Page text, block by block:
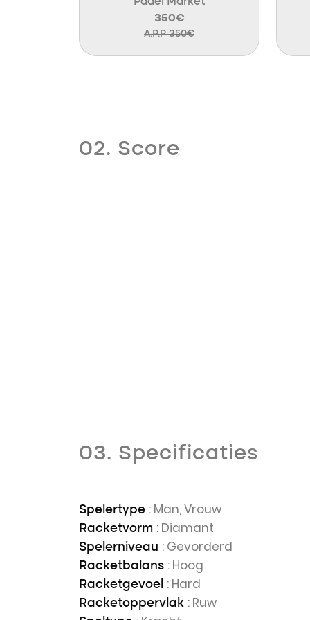
350€
A.P.P 350€
02. Score
03. Specificaties
Spelertype : Man, Vrouw
Racketvorm : Diamant
Spelerniveau : Gevorderd
Racketbalans : Hoog
Racketgevoel : Hard
Racketoppervlak : Ruw